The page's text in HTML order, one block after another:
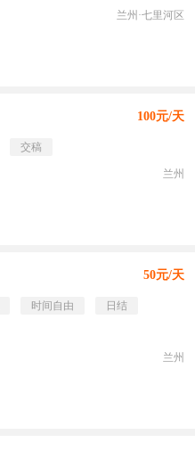
兰州·七里河区
100元/天
交稿
兰州
50元/天
时间自由
日结
兰州